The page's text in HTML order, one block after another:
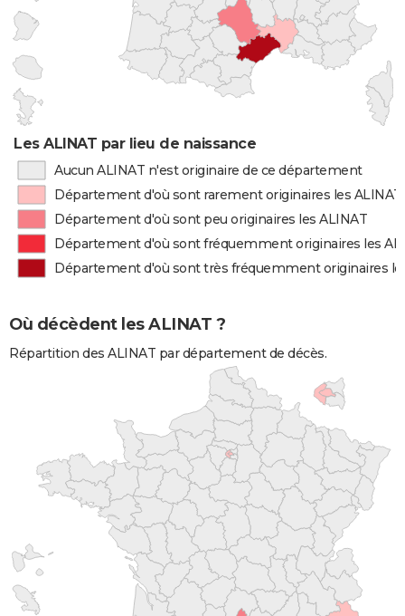
Les ALINAT par lieu de naissance
Aucun ALINAT n'est originaire de ce département
Département d'où sont rarement originaires les ALINAT
Département d'où sont peu originaires les ALINAT
Département d'où sont fréquemment originaires les
Département d'où sont très fréquemment originaires
Où décèdent les ALINAT ?
Répartition des ALINAT par département de décès.